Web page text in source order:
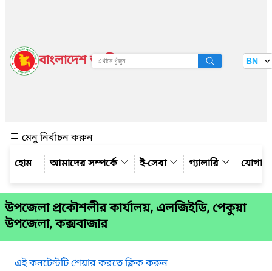
বাংলাদেশ জাতীয় তথ্য বাতায়ন BN
মেনু নির্বাচন করুন
আমাদের সম্পর্কে
ই-সেবা গ্যালারি
উপজেলা প্রকৌশলীর কার্যালয়, এলজিইডি, পেকুয়া
উপজেলা, কক্সবাজার
এই কনটেন্টটি শেয়ার করতে ক্লিক করুন